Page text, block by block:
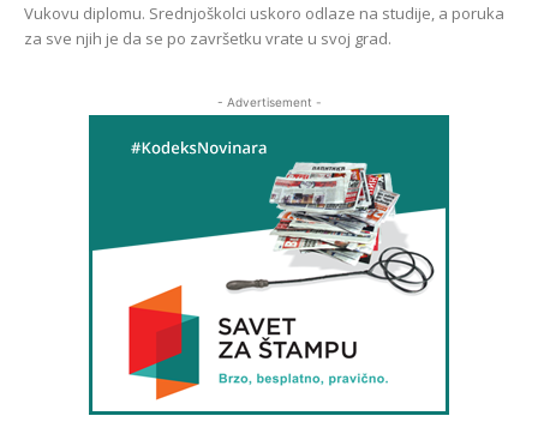
Vukovu diplomu. Srednjoškolci uskoro odlaze na studije, a poruka
za sve njih je da se po završetku vrate u svoj grad.
- Advertisement -